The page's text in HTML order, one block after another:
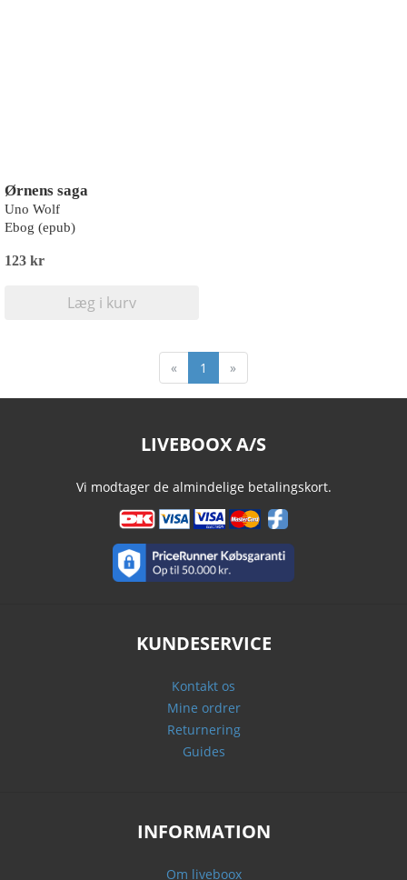
Ørnens saga
Uno Wolf
Ebog (epub)
123 kr
Læg i kurv
« 1 »
LIVEBOOX A/S
Vi modtager de almindelige betalingskort.
KUNDESERVICE
Kontakt os
Mine ordrer
Returnering
Guides
INFORMATION
Om liveboox